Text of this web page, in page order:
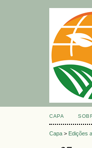
CAPA
Capa > Edições